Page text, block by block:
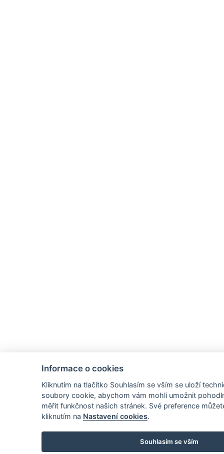
Informace o cookies
Kliknutím na tlačítko Souhlasím se vším se uloží
soubory cookie, abychom vám mohli umožnit
měřit funkčnost našich stránek. Své preference
kliknutím na Nastavení cookies.
Souhlasím se vším